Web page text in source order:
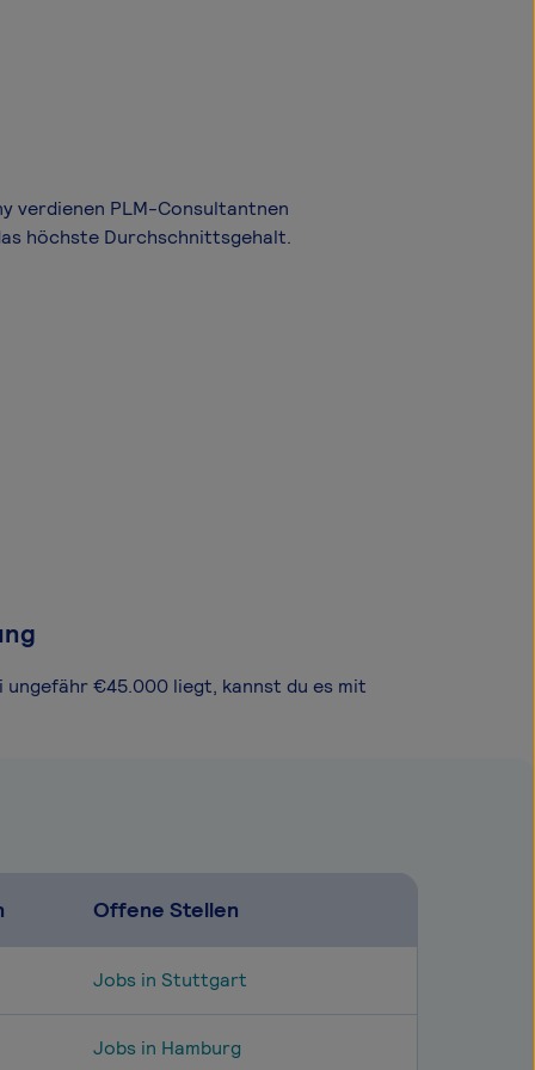
verdienen PLM-Consultantnen
höchste Durchschnittsgehalt.
€45.000 liegt, kannst du es mit
Offene Stellen
Jobs in Stuttgart
Jobs in Hamburg